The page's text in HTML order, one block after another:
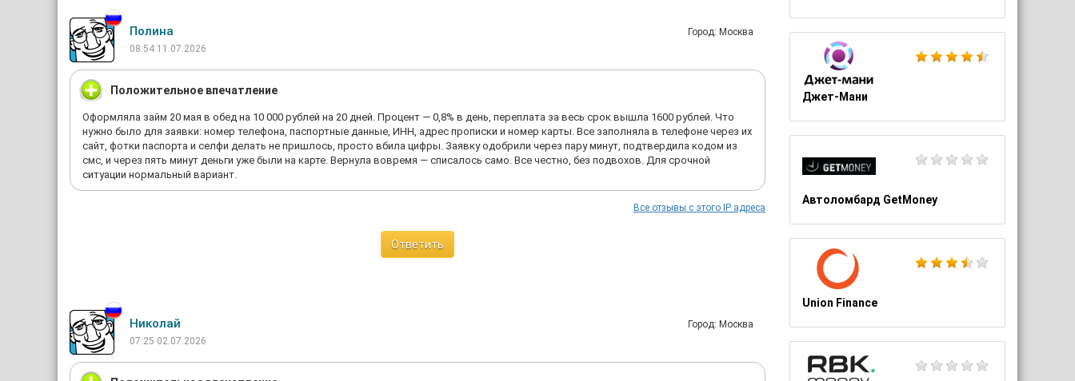
Джет-Мани
Автоломбард GetMoney
Union Finance
Полина
Город: Москва
08:54 11.07.2026
Положительное впечатление
Оформляла займ 20 мая в обед на 10 000 рублей на 20 дней. Процент — 0,8% в день, переплата за весь срок вышла 1600 рублей. Что
нужно было для заявки: номер телефона, паспортные данные, ИНН, адрес прописки и номер карты. Все заполняла в телефоне через их
сайт, фотки паспорта и селфи делать не пришлось, просто вбила цифры. Заявку одобрили через пару минут, подтвердила кодом из
смс, и через пять минут деньги уже были на карте. Вернула вовремя — списалось само. Все честно, без подвохов. Для срочной
ситуации нормальный вариант.
Все отзывы с этого IP адреса
Ответить
Николай
Город: Москва
07:25 02.07.2026